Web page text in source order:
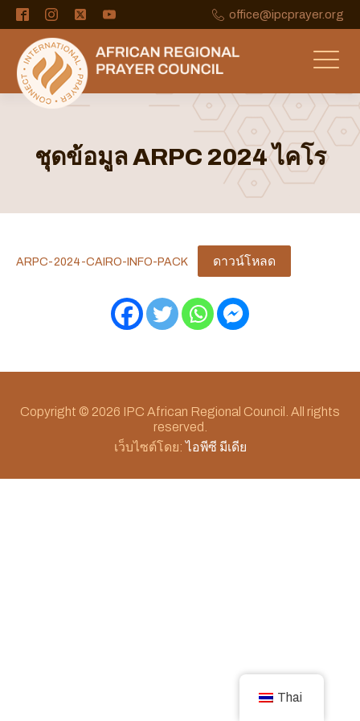
office@ipcprayer.org
ชุดข้อมูล ARPC 2024 ไคโร
ARPC-2024-CAIRO-INFO-PACK ดาวน์โหลด
Copyright © 2026 IPC African Regional Council. All rights
reserved.
เว็บไซต์โดย:ไอพีซี มีเดีย
Thai